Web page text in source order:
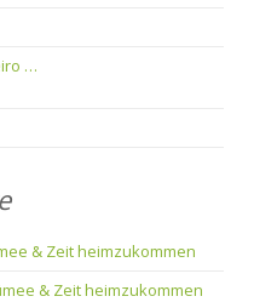
…
& Zeit heimzukommen
& Zeit heimzukommen